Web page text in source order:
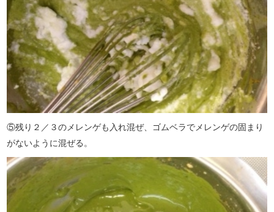
⑤残り２／３のメレンゲも入れ混ぜ、ゴムベラでメレンゲの固まり
がないように混ぜる。